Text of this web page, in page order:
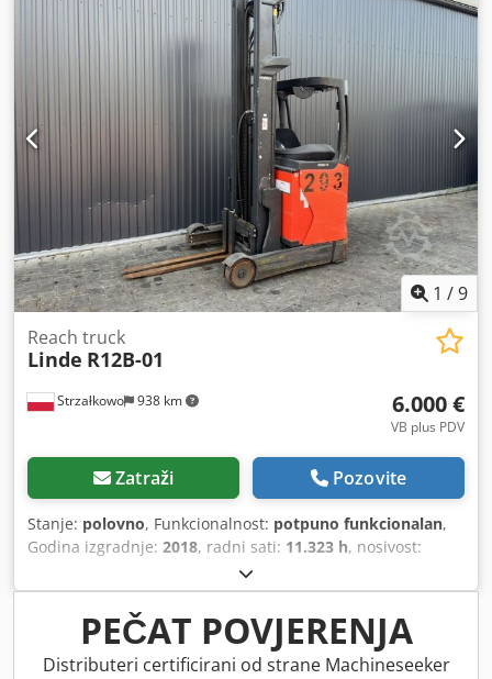
1 /9
Strzałkowo 938 km
Reach truck
Linde R12B-01
6.000 €
VB plus PDV
Zatraži Pozovite
Stanje: polovno, Funkcionalnost: potpuno funkcionalan,
Godina izgradnje: 2018, radni sati: 11.323 h, nosivost:
7.260 mm
2.407 mm, vrsta goriva:električni, vrsta jarbola:triplex,
građevinska visina: 3.074 mm , vrsta pogona:Elektro
PEČAT POVJERENJA
Distributeri certificirani od strane Machineseeker